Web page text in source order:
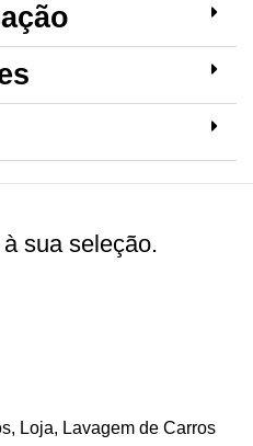
sua seleção.
, Loja, Lavagem de Carros